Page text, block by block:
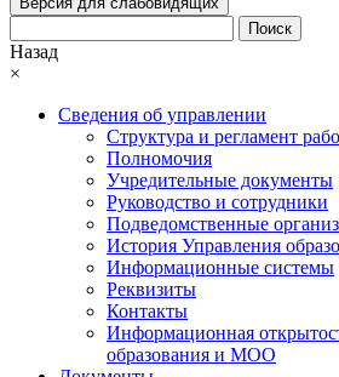
Поиск
Назад
×
Сведения об управлении
Структура и регламент
Полномочия
Учредительные документы
Руководство и сотрудники
Подведомственные
История Управления
Информационные системы
Реквизиты
Контакты
Информационная
образования и МОО